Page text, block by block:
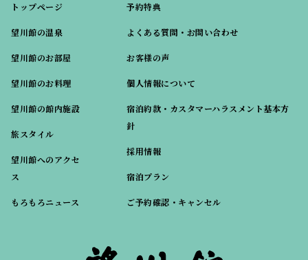
トップページ
望川館の温泉
望川館のお部屋
望川館のお料理
望川館の館内施設
旅スタイル
望川館へのアクセ
ス
もろもろニュース
予約特典
よくある質問・お問い合わせ
お客様の声
個人情報について
宿泊約款・カスタマーハラスメント基本方
針
採用情報
宿泊プラン
ご予約確認・キャンセル